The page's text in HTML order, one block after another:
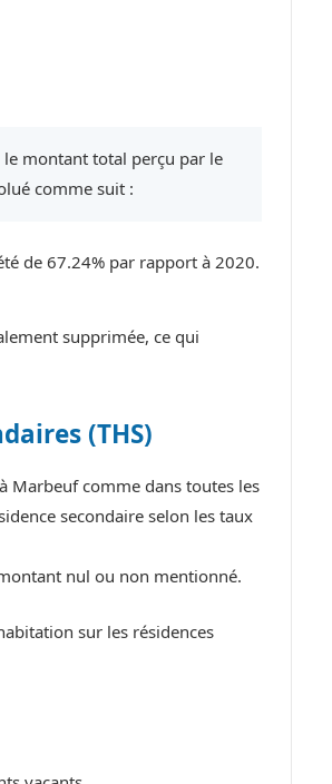
montant total perçu par le
comme suit :
de 67.24% par rapport à 2020.
supprimée, ce qui
(THS)
Marbeuf comme dans toutes les
secondaire selon les taux
nul ou non mentionné.
sur les résidences